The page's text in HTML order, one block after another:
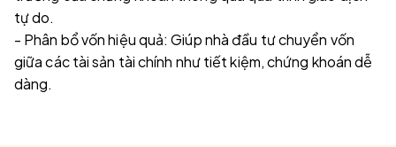
tự do.
- Phân bổ vốn hiệu quả: Giúp nhà đầu tư chuyển vốn
giữa các tài sản tài chính như tiết kiệm, chứng khoán dễ
dàng.